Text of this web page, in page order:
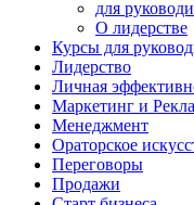
для
О лидерстве
Курсы для
Лидерство
Личная
Маркетинг и
Менеджмент
Ораторское
Переговоры
Продажи